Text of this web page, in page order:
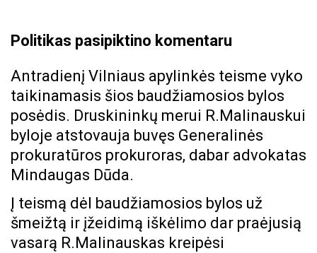
Politikas pasipiktino komentaru
Antradienį Vilniaus apylinkės teisme vyko
taikinamasis šios baudžiamosios bylos
posėdis. Druskininkų merui R.Malinauskui
byloje atstovauja buvęs Generalinės
prokuratūros prokuroras, dabar advokatas
Mindaugas Dūda.
Į teismą dėl baudžiamosios bylos už
šmeižtą ir įžeidimą iškėlimo dar praėjusią
vasarą R.Malinauskas kreipėsi